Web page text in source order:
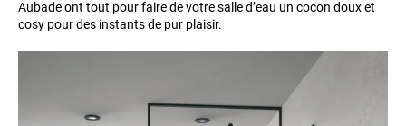
Aubade ont tout pour faire de votre salle d’eau un cocon doux et
cosy pour des instants de pur plaisir.